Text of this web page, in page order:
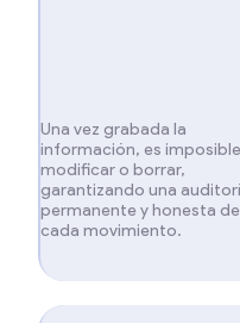
Una vez grabada la
información, es
modificar o borrar,
garantizando una
permanente y honesta de
cada movimiento.